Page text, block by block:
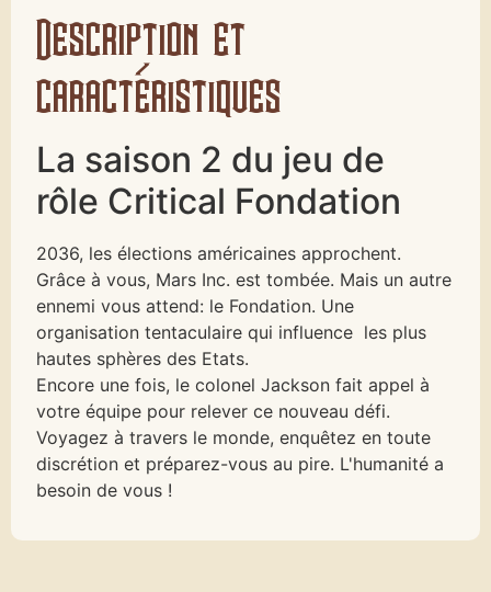
Description et
caractéristiques
La saison 2 du jeu de
rôle Critical Fondation
2036, les élections américaines approchent.
Grâce à vous, Mars Inc. est tombée. Mais un autre
ennemi vous attend: le Fondation. Une
organisation tentaculaire qui influence les plus
hautes sphères des Etats.
Encore une fois, le colonel Jackson fait appel à
votre équipe pour relever ce nouveau défi.
Voyagez à travers le monde, enquêtez en toute
discrétion et préparez-vous au pire. L'humanité a
besoin de vous !